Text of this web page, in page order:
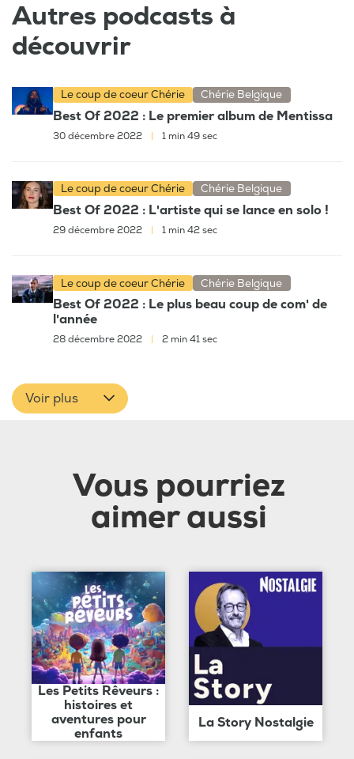
Autres podcasts à
découvrir
Le coup de coeur Chérie Chérie Belgique
Best Of 2022 : Le premier album de Mentissa
30 décembre 2022 1 min 49 sec
Le coup de coeur Chérie Chérie Belgique
Best Of 2022 : L'artiste qui se lance en solo !
29 décembre 2022 1 min 42 sec
Le coup de coeur Chérie Chérie Belgique
Best Of 2022 : Le plus beau coup de com' de
l'année
28 décembre 2022 | 2 min 41 sec
Voir plus
Vous pourriez
aimer aussi
Les Petits Rêveurs :
histoires et
aventures pour
enfants
La Story Nostalgie